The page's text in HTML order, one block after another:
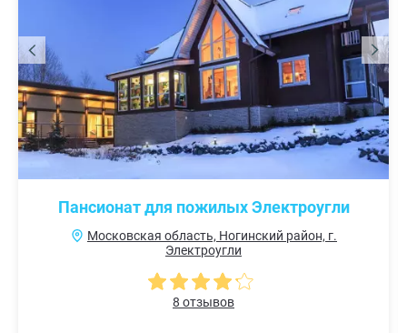
Пансионат для пожилых Электроугли
Московская область, Ногинский район, г.
Электроугли
8 отзывов